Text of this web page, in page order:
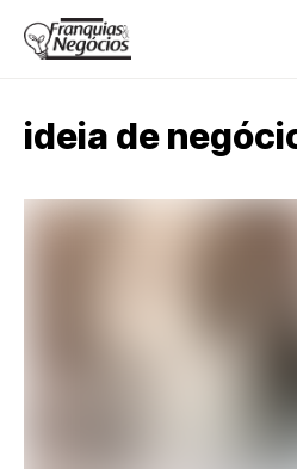
ideia de